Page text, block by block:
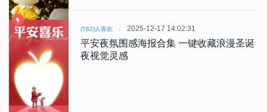
(762)人喜欢 2025-12-17 14:02:31
平安夜氛围感海报合集 一键收藏浪漫圣诞
夜视觉灵感